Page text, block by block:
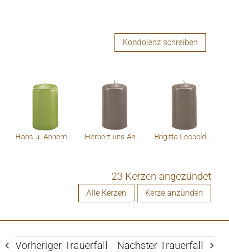
Kondolenz schreiben
Hans u. Annemarie Fuchslueger Herbert uns Angelika Brigitta Leopold RAUTER
23 Kerzen angezündet
Alle Kerzen Kerze anzünden
Vorheriger Trauerfall Nächster Trauerfall